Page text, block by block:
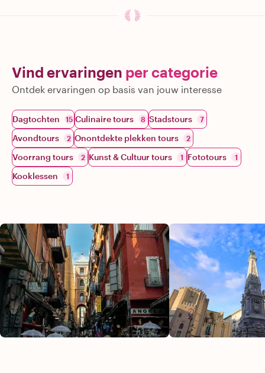
Vind ervaringen per categorie
Ontdek ervaringen op basis van jouw interesse
Dagtochten 15 Culinaire tours 8 Stadstours 7
Avondtours 2 Onontdekte plekken tours 2
Voorrang tours 2 Kunst & Cultuur tours 1 Fototours 1
Kooklessen 1